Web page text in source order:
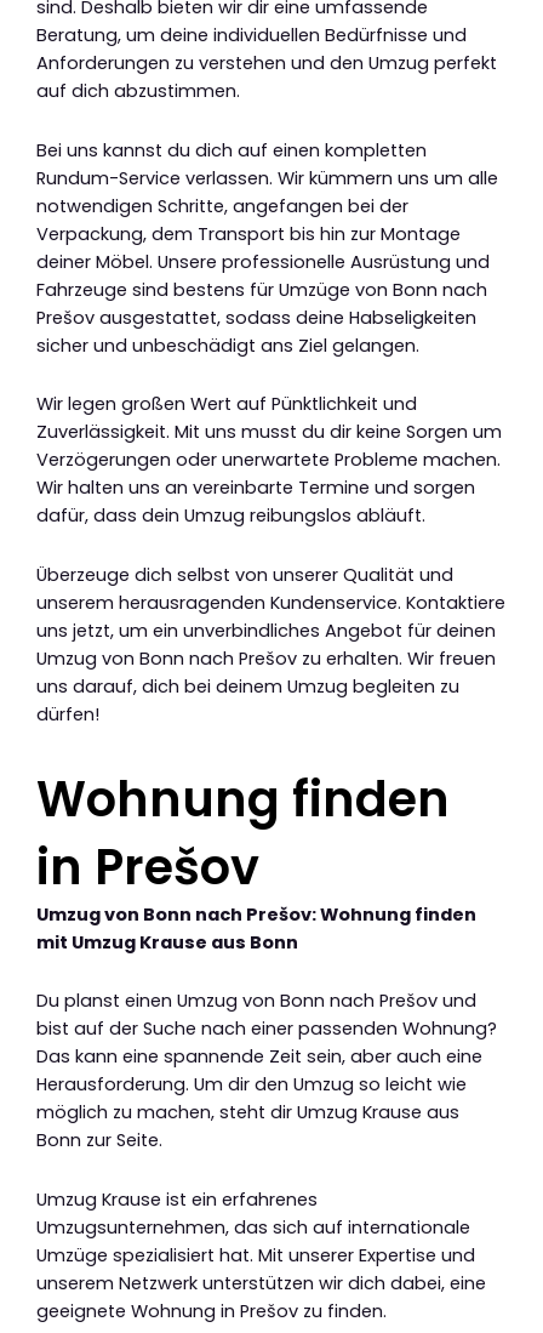
sind. Deshalb bieten wir dir eine umfassende
Beratung, um deine individuellen Bedürfnisse und
Anforderungen zu verstehen und den Umzug perfekt
auf dich abzustimmen.
Bei uns kannst du dich auf einen kompletten
Rundum-Service verlassen. Wir kümmern uns um alle
notwendigen Schritte, angefangen bei der
Verpackung, dem Transport bis hin zur Montage
deiner Möbel. Unsere professionelle Ausrüstung und
Fahrzeuge sind bestens für Umzüge von Bonn nach
Prešov ausgestattet, sodass deine Habseligkeiten
sicher und unbeschädigt ans Ziel gelangen.
Wir legen großen Wert auf Pünktlichkeit und
Zuverlässigkeit. Mit uns musst du dir keine Sorgen um
Verzögerungen oder unerwartete Probleme machen.
Wir halten uns an vereinbarte Termine und sorgen
dafür, dass dein Umzug reibungslos abläuft.
Überzeuge dich selbst von unserer Qualität und
unserem herausragenden Kundenservice. Kontaktiere
uns jetzt, um ein unverbindliches Angebot für deinen
Umzug von Bonn nach Prešov zu erhalten. Wir freuen
uns darauf, dich bei deinem Umzug begleiten zu
dürfen!
Wohnung finden
in Prešov
Umzug von Bonn nach Prešov: Wohnung finden
mit Umzug Krause aus Bonn
Du planst einen Umzug von Bonn nach Prešov und
bist auf der Suche nach einer passenden Wohnung?
Das kann eine spannende Zeit sein, aber auch eine
Herausforderung. Um dir den Umzug so leicht wie
möglich zu machen, steht dir Umzug Krause aus
Bonn zur Seite.
Umzug Krause ist ein erfahrenes
Umzugsunternehmen, das sich auf internationale
Umzüge spezialisiert hat. Mit unserer Expertise und
unserem Netzwerk unterstützen wir dich dabei, eine
geeignete Wohnung in Prešov zu finden.